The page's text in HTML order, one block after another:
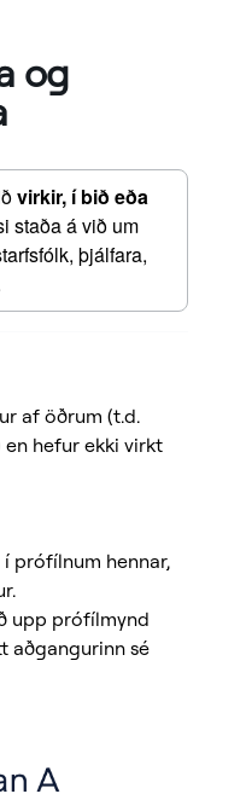
og
virkir, í bið eða
staða á við um
þjálfara,
af öðrum (t.d.
hefur ekki virkt
prófílnum hennar,
upp prófílmynd
aðgangurinn sé